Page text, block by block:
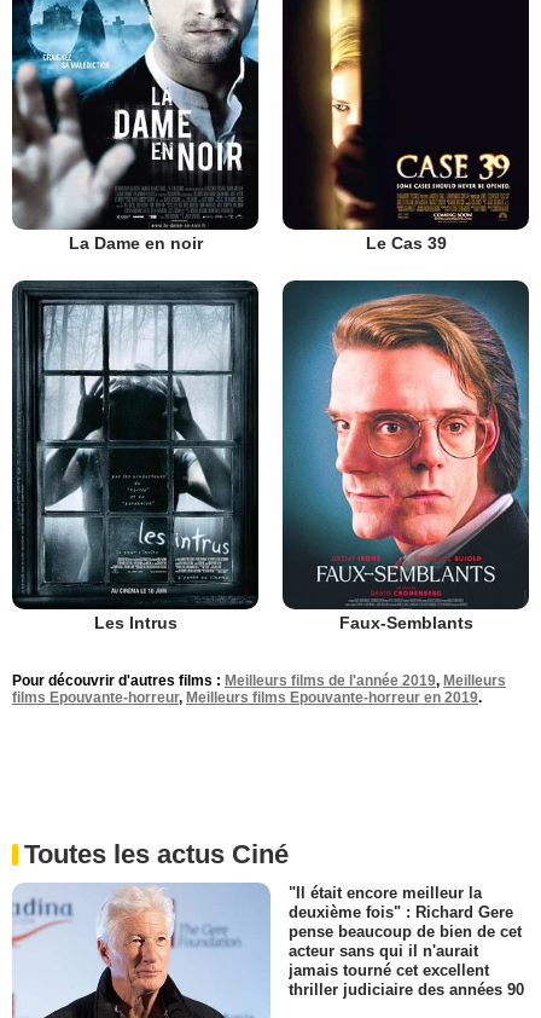
La Dame en noir Le Cas 39
Les Intrus Faux-Semblants
Pour découvrir d'autres films : Meilleurs films de l'année 2019, Meilleurs
films Epouvante-horreur, Meilleurs films Epouvante-horreur en 2019.
Toutes les actus Ciné
"Il était encore meilleur la
deuxième fois" : Richard Gere
pense beaucoup de bien de cet
acteur sans qui il n'aurait
jamais tourné cet excellent
thriller judiciaire des années 90